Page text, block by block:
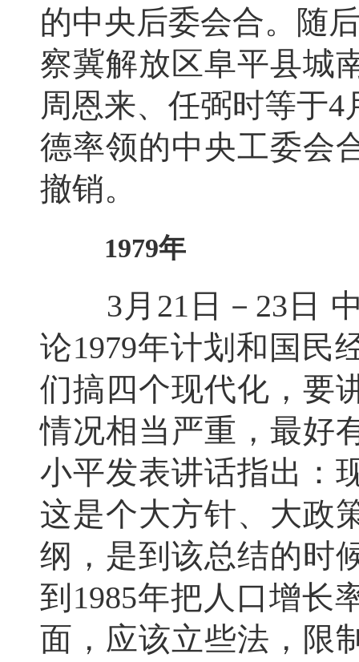
的中央后委会合。随
察冀解放区阜平县城
周恩来、任弼时等于
德率领的中央工委会
撤销。
1979年
3月21日－23日 中
论1979年计划和国民
们搞四个现代化，要
情况相当严重，最好
小平发表讲话指出：
这是个大方针、大政
纲，是到该总结的时
到1985年把人口增长
面，应该立些法，限